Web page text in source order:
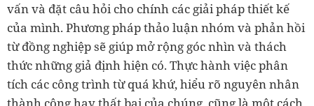
vấn và đặt câu hỏi cho chính các giải pháp thiết kế
của mình. Phương pháp thảo luận nhóm và phản hồi
từ đồng nghiệp sẽ giúp mở rộng góc nhìn và thách
thức những giả định hiện có. Thực hành việc phân
tích các công trình từ quá khứ, hiểu rõ nguyên nhân